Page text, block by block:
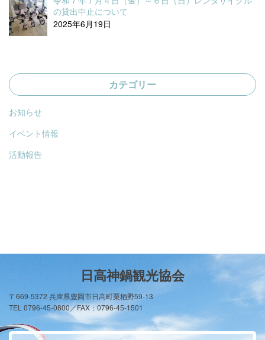
の貸出中止について
2025年6月19日
カテゴリー
お知らせ
イベント情報
活動報告
日高神鍋観光協会
〒669-5372 兵庫県豊岡市日高町栗栖野59-13
TEL 0796-45-0800／FAX：0796-45-1501